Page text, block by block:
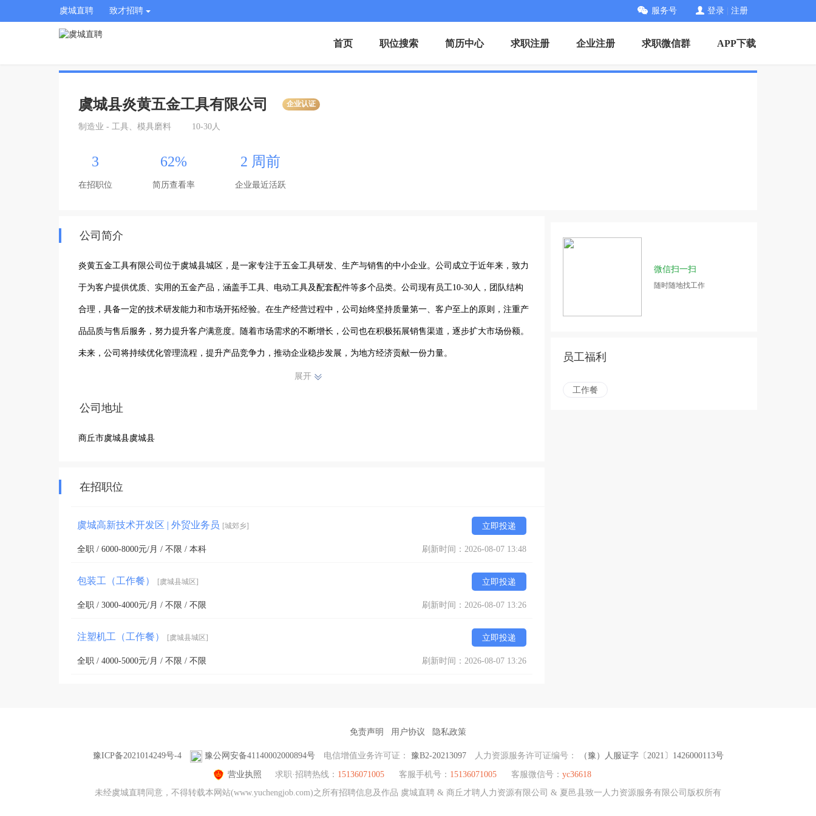
虞城直聘 致才招聘 服务号 登录 注册
首页 职位搜索 简历中心 求职注册 企业注册 求职微信群 APP下载
虞城县炎黄五金工具有限公司 企业认证
制造业 - 工具、模具磨料 10-30人
3
在招职位
62%
简历查看率
2 周前
企业最近活跃
公司简介
炎黄五金工具有限公司位于虞城县城区，是一家专注于五金工具研发、生产与销售的中小企业。公司成立于近年来，致力
于为客户提供优质、实用的五金产品，涵盖手工具、电动工具及配套配件等多个品类。公司现有员工10-30人，团队结构
合理，具备一定的技术研发能力和市场开拓经验。在生产经营过程中，公司始终坚持质量第一、客户至上的原则，注重产
品品质与售后服务，努力提升客户满意度。随着市场需求的不断增长，公司也在积极拓展销售渠道，逐步扩大市场份额。
未来，公司将持续优化管理流程，提升产品竞争力，推动企业稳步发展，为地方经济贡献一份力量。
展开
公司地址
商丘市虞城县虞城县
在招职位
虞城高新技术开发区 | 外贸业务员 [城郊乡] 立即投递
全职 / 6000-8000元/月 / 不限 / 本科 刷新时间：2026-08-07 13:48
包装工（工作餐） [虞城县城区] 立即投递
全职 / 3000-4000元/月 / 不限 / 不限 刷新时间：2026-08-07 13:26
注塑机工（工作餐） [虞城县城区] 立即投递
全职 / 4000-5000元/月 / 不限 / 不限 刷新时间：2026-08-07 13:26
微信扫一扫
随时随地找工作
员工福利
工作餐
免责声明 用户协议 隐私政策
豫ICP备2021014249号-4 豫公网安备41140002000894号 电信增值业务许可证： 豫B2-20213097 人力资源服务许可证编号： （豫）人服证字〔2021〕1426000113号
营业执照 求职·招聘热线： 15136071005 客服手机号： 15136071005 客服微信号： yc36618
未经虞城直聘同意，不得转载本网站(www.yuchengjob.com)之所有招聘信息及作品 虞城直聘 & 商丘才聘人力资源有限公司 & 夏邑县致一人力资源服务有限公司版权所有